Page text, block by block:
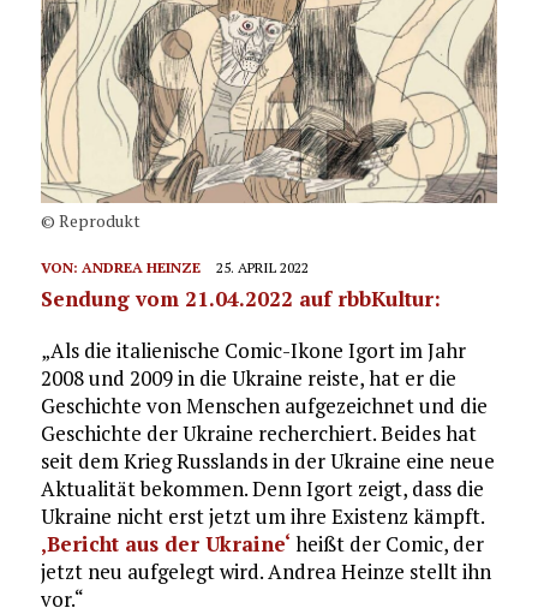
© Reprodukt
VON: ANDREA HEINZE 25. APRIL 2022
Sendung vom 21.04.2022 auf rbbKultur:
„Als die italienische Comic-Ikone Igort im Jahr
2008 und 2009 in die Ukraine reiste, hat er die
Geschichte von Menschen aufgezeichnet und die
Geschichte der Ukraine recherchiert. Beides hat
seit dem Krieg Russlands in der Ukraine eine neue
Aktualität bekommen. Denn Igort zeigt, dass die
Ukraine nicht erst jetzt um ihre Existenz kämpft.
‚Bericht aus der Ukraine‘ heißt der Comic, der
jetzt neu aufgelegt wird. Andrea Heinze stellt ihn
vor.“